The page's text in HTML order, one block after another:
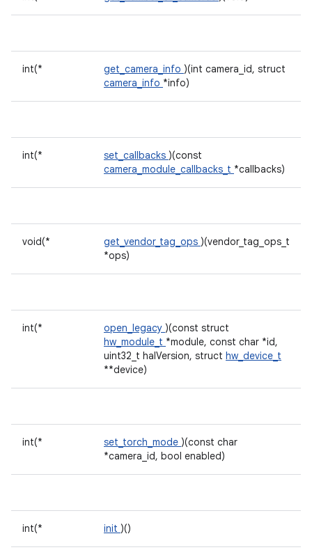
int(* get_camera_info )(int camera_id, struct
camera_info *info)
int(* set_callbacks )(const
camera_module_callbacks_t *callbacks)
void(* get_vendor_tag_ops )(vendor_tag_ops_t
*ops)
int(* open_legacy )(const struct
hw_module_t *module, const char *id,
uint32_t halVersion, struct hw_device_t
**device)
int(* set_torch_mode )(const char
*camera_id, bool enabled)
int(* init )()